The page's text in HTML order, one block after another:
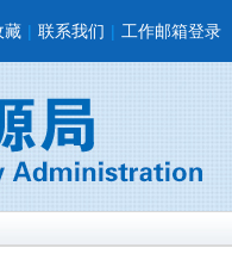
藏 | 联系我们 | 工作邮箱登录